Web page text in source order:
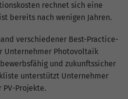
rechnet sich eine
bereits nach wenigen Jahren.
verschiedener Best-Practice-
Unternehmer Photovoltaik
und zukunftssicher
unterstützt Unternehmer
Projekte.